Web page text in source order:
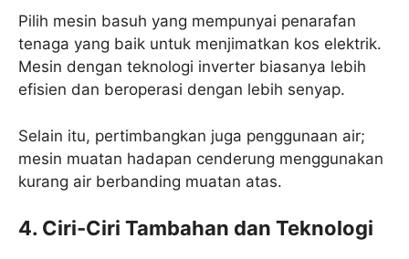
Pilih mesin basuh yang mempunyai penarafan
tenaga yang baik untuk menjimatkan kos elektrik.
Mesin dengan teknologi inverter biasanya lebih
efisien dan beroperasi dengan lebih senyap.
Selain itu, pertimbangkan juga penggunaan air;
mesin muatan hadapan cenderung menggunakan
kurang air berbanding muatan atas.
4. Ciri-Ciri Tambahan dan Teknologi